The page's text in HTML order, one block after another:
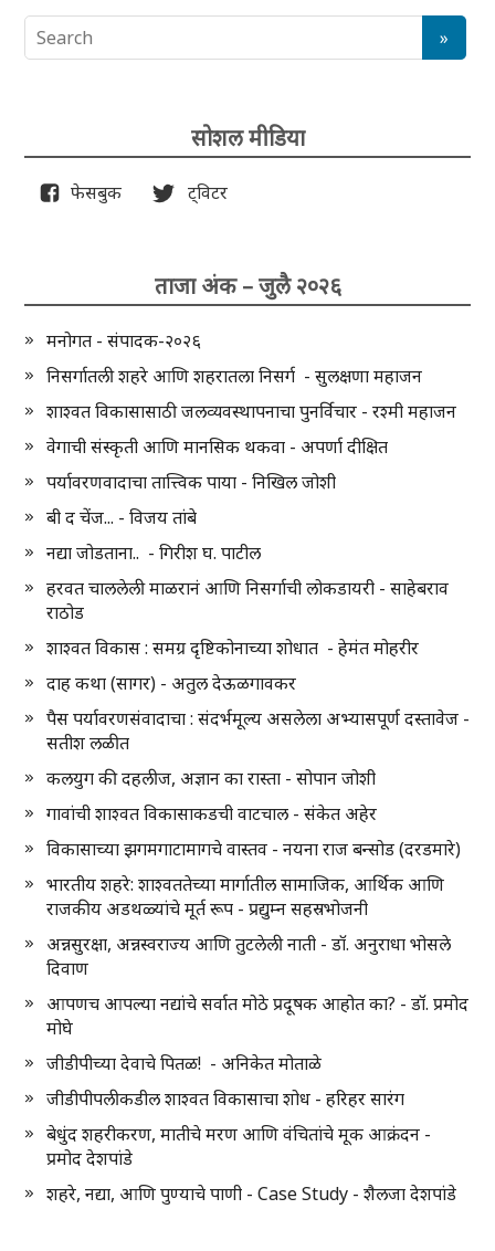
सोशल मीडिया
फेसबुक ट्विटर
ताजा अंक – जुलै २०२६
मनोगत - संपादक-२०२६
निसर्गातली शहरे आणि शहरातला निसर्ग - सुलक्षणा महाजन
शाश्वत विकासासाठी जलव्यवस्थापनाचा पुनर्विचार - रश्मी महाजन
वेगाची संस्कृती आणि मानसिक थकवा - अपर्णा दीक्षित
पर्यावरणवादाचा तात्त्विक पाया - निखिल जोशी
बी द चेंज... - विजय तांबे
नद्या जोडताना.. - गिरीश घ. पाटील
हरवत चाललेली माळरानं आणि निसर्गाची लोकडायरी - साहेबराव
राठोड
शाश्वत विकास : समग्र दृष्टिकोनाच्या शोधात - हेमंत मोहरीर
दाह कथा (सागर) - अतुल देऊळगावकर
पैस पर्यावरणसंवादाचा : संदर्भमूल्य असलेला अभ्यासपूर्ण दस्तावेज -
सतीश लळीत
कलयुग की दहलीज, अज्ञान का रास्ता - सोपान जोशी
गावांची शाश्वत विकासाकडची वाटचाल - संकेत अहेर
विकासाच्या झगमगाटामागचे वास्तव - नयना राज बन्सोड (दरडमारे)
भारतीय शहरे: शाश्वततेच्या मार्गातील सामाजिक, आर्थिक आणि
राजकीय अडथळ्यांचे मूर्त रूप - प्रद्युम्न सहस्रभोजनी
अन्नसुरक्षा, अन्नस्वराज्य आणि तुटलेली नाती - डॉ. अनुराधा भोसले
दिवाण
आपणच आपल्या नद्यांचे सर्वात मोठे प्रदूषक आहोत का? - डॉ. प्रमोद
मोघे
जीडीपीच्या देवाचे पितळ! - अनिकेत मोताळे
जीडीपीपलीकडील शाश्वत विकासाचा शोध - हरिहर सारंग
बेधुंद शहरीकरण, मातीचे मरण आणि वंचितांचे मूक आक्रंदन -
प्रमोद देशपांडे
शहरे, नद्या, आणि पुण्याचे पाणी - Case Study - शैलजा देशपांडे